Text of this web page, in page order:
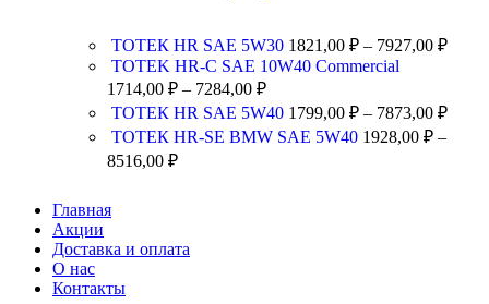
ТОТЕК HR SAE 5W30 1821,00 ₽ – 7927,00 ₽
TOTEK HR-C SAE 10W40 Commercial
1714,00 ₽ – 7284,00 ₽
ТОТЕК HR SAE 5W40 1799,00 ₽ – 7873,00 ₽
ТОТЕК HR-SE BMW SAE 5W40 1928,00 ₽ –
8516,00 ₽
Главная
Акции
Доставка и оплата
О нас
Контакты